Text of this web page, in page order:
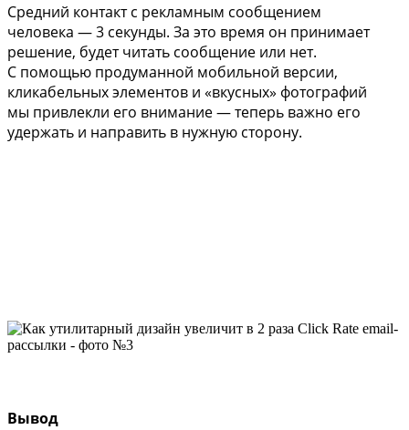
Средний контакт с рекламным сообщением
человека — 3 секунды. За это время он принимает
решение, будет читать сообщение или нет.
С помощью продуманной мобильной версии,
кликабельных элементов и «вкусных» фотографий
мы привлекли его внимание — теперь важно его
удержать и направить в нужную сторону.
Вывод